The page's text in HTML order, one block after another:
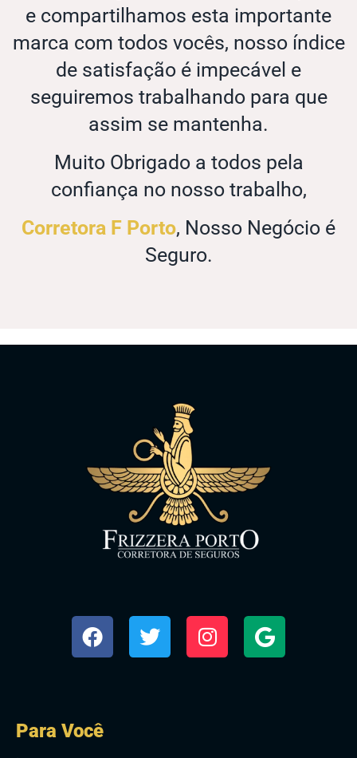
e compartilhamos esta importante
marca com todos vocês, nosso índice
de satisfação é impecável e
seguiremos trabalhando para que
assim se mantenha.
Muito Obrigado a todos pela
confiança no nosso trabalho,
Corretora F Porto, Nosso Negócio é
Seguro.
Para Você